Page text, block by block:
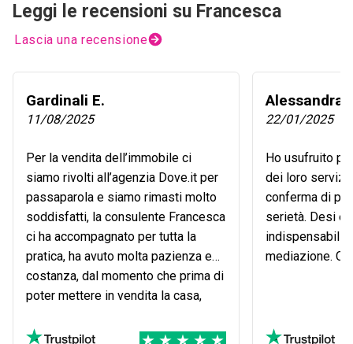
Leggi le recensioni su Francesca
Lascia una recensione
Gardinali E.
11/08/2025
Per la vendita dell’immobile ci
siamo rivolti all’agenzia Dove.it per
passaparola e siamo rimasti molto
soddisfatti, la consulente Francesca
ci ha accompagnato per tutta la
pratica, ha avuto molta pazienza e
costanza, dal momento che prima di
poter mettere in vendita la casa,
documentazioni per pratica di
Alessandra
22/01/2025
Ho usufruito
dei loro servizi
conferma di
serietà. Desi e
indispensabili
mediazione.